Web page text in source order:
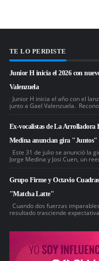
TE LO PERDISTE
Junior H inicia el 2026 con
Valenzuela
Junior H inicia el año con el
junto a Gael Valenzuela.
Ex-vocalistas de La Arrolladora
Medina anuncian gira "Juntos"
Este 31 de julio se anunció la
Jorge Medina y Josi Cuen, un
Grupo Firme y Octavio
"Matcha Latte"
Cuando dos fuerzas
resultado trasciende